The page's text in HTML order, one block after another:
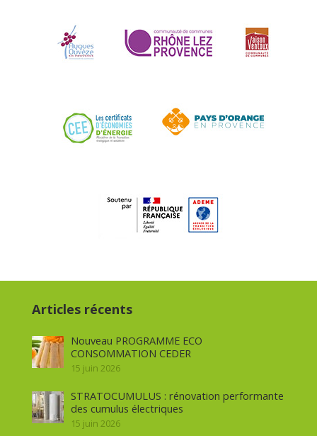
Articles récents
Nouveau PROGRAMME ECO
CONSOMMATION CEDER
15 juin 2026
STRATOCUMULUS : rénovation performante
des cumulus électriques
15 juin 2026